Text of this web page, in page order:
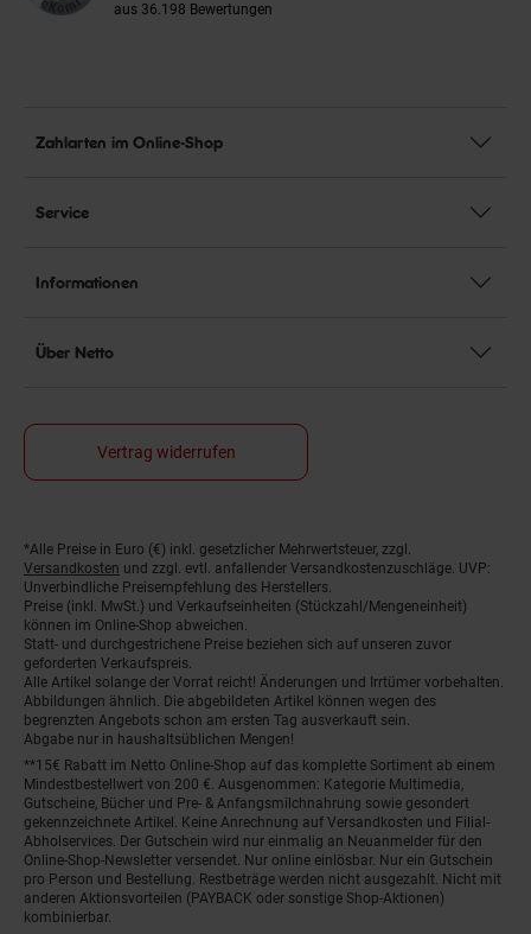
aus 36.198 Bewertungen
Zahlarten im Online-Shop
Service
Informationen
Über Netto
Vertrag widerrufen
Fußnoten
*Alle Preise in Euro (€) inkl. gesetzlicher Mehrwertsteuer, zzgl.
Versandkosten und zzgl. evtl. anfallender Versandkostenzuschläge. UVP:
Unverbindliche Preisempfehlung des Herstellers.
Preise (inkl. MwSt.) und Verkaufseinheiten (Stückzahl/Mengeneinheit)
können im Online-Shop abweichen.
Statt- und durchgestrichene Preise beziehen sich auf unseren zuvor
geforderten Verkaufspreis.
Alle Artikel solange der Vorrat reicht! Änderungen und Irrtümer vorbehalten.
Abbildungen ähnlich. Die abgebildeten Artikel können wegen des
begrenzten Angebots schon am ersten Tag ausverkauft sein.
Abgabe nur in haushaltsüblichen Mengen!
**15€ Rabatt im Netto Online-Shop auf das komplette Sortiment ab einem
Mindestbestellwert von 200 €. Ausgenommen: Kategorie Multimedia,
Gutscheine, Bücher und Pre- & Anfangsmilchnahrung sowie gesondert
gekennzeichnete Artikel. Keine Anrechnung auf Versandkosten und Filial-
Abholservices. Der Gutschein wird nur einmalig an Neuanmelder für den
Online-Shop-Newsletter versendet. Nur online einlösbar. Nur ein Gutschein
pro Person und Bestellung. Restbeträge werden nicht ausgezahlt. Nicht mit
anderen Aktionsvorteilen (PAYBACK oder sonstige Shop-Aktionen)
kombinierbar.